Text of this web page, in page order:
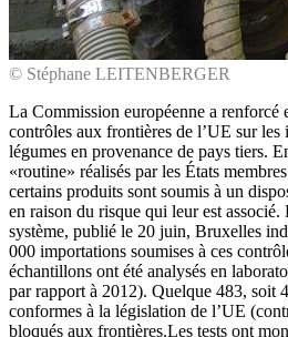
© Stéphane LEITENBERGER
La Commission européenne a renforcé
contrôles aux frontières de l’UE sur
légumes en provenance de pays tiers.
«routine» réalisés par les États
certains produits sont soumis à un
en raison du risque qui leur est associé.
système, publié le 20 juin, Bruxelles
000 importations soumises à ces
échantillons ont été analysés en
par rapport à 2012). Quelque 483, soit
conformes à la législation de l’UE
bloqués aux frontières.Les tests ont